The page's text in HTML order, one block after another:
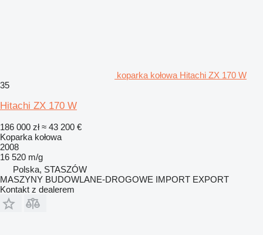
koparka kołowa Hitachi ZX 170 W
35
Hitachi ZX 170 W
186 000 zł ≈ 43 200 €
Koparka kołowa
2008
16 520 m/g
Polska, STASZÓW
MASZYNY BUDOWLANE-DROGOWE IMPORT EXPORT
Kontakt z dealerem